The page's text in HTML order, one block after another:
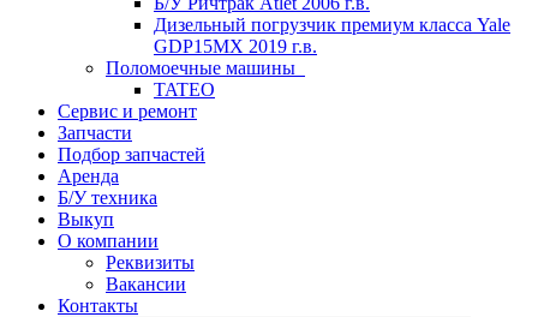
Дизельный погрузчик премиум класса Yale
GDP15MX 2019 г.в.
Поломоечные машины
TATEO
Сервис и ремонт
Запчасти
Подбор запчастей
Аренда
Б/У техника
Выкуп
О компании
Реквизиты
Вакансии
Контакты